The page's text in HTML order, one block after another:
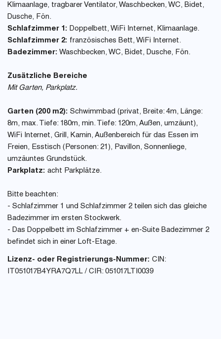
Klimaanlage, tragbarer Ventilator, Waschbecken, WC, Bidet,
Dusche, Fön.
Schlafzimmer 1: Doppelbett, WiFi Internet, Klimaanlage.
Schlafzimmer 2: französisches Bett, WiFi Internet.
Badezimmer: Waschbecken, WC, Bidet, Dusche, Fön.
Zusätzliche Bereiche
Mit Garten, Parkplatz.
Garten (200 m2): Schwimmbad (privat, Breite: 4m, Länge:
8m, max. Tiefe: 180m, min. Tiefe: 120m, Außen, umzäunt),
WiFi Internet, Grill, Kamin, Außenbereich für das Essen im
Freien, Esstisch (Personen: 21), Pavillon, Sonnenliege,
umzäuntes Grundstück.
Parkplatz: acht Parkplätze.
Bitte beachten:
- Schlafzimmer 1 und Schlafzimmer 2 teilen sich das gleiche
Badezimmer im ersten Stockwerk.
- Das Doppelbett im Schlafzimmer + en-Suite Badezimmer 2
befindet sich in einer Loft-Etage.
Lizenz- oder Registrierungs-Nummer: CIN:
IT051017B4YRA7Q7LL / CIR: 051017LTI0039